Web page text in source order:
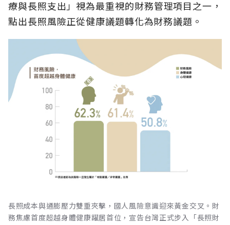
療與長照支出」視為最重視的財務管理項目之一，
點出長照風險正從健康議題轉化為財務議題。
長照成本與通膨壓力雙重夾擊，國人風險意識迎來黃金交叉。財
務焦慮首度超越身體健康躍居首位，宣告台灣正式步入「長照財